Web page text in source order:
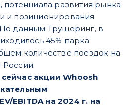
потенциала развития рынка
и позиционирования
данным Трушеринг, в
45% парка
количестве поездок на
акции Whoosh
EBITDA на 2024 г. на